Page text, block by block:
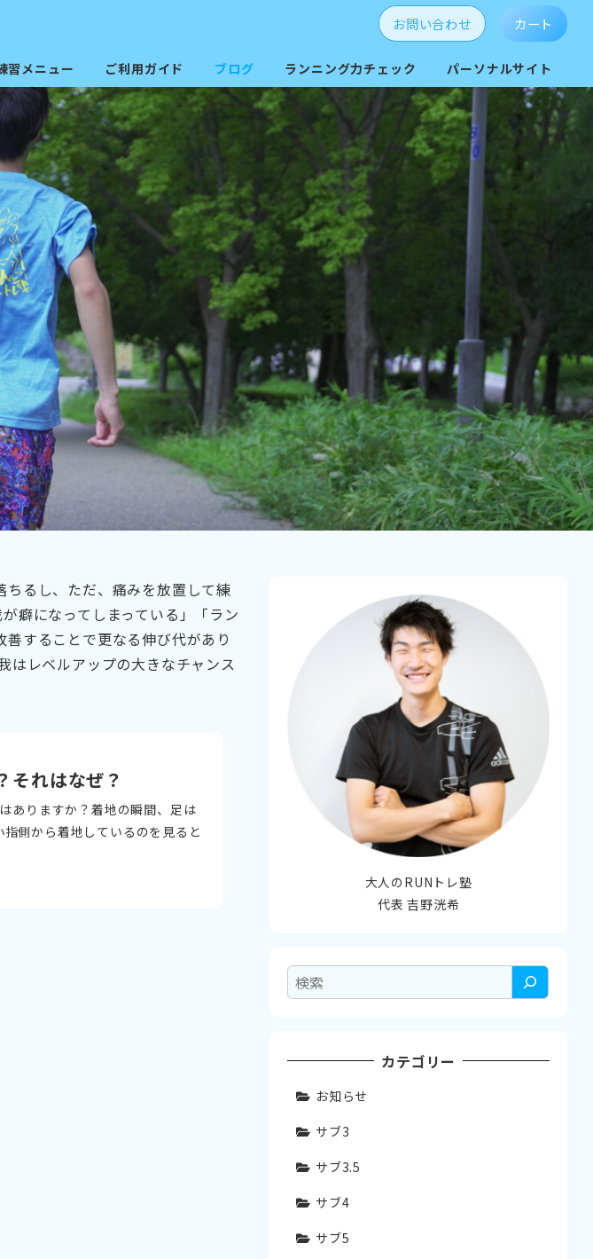
お問い合わせ カート
習メニュー ご利用ガイド ブログ ランニング力チェック パーソナルサイト
るし、ただ、痛みを放置して練
癖になってしまっている」「ラン
することで更なる伸び代があり
はレベルアップの大きなチャンス
それはなぜ？
ありますか？着地の瞬間、足は
側から着地しているのを見ると
大人のRUNトレ塾
代表 吉野洸希
検
索
カテゴリー
お知らせ
サブ3
サブ3.5
サブ4
サブ5